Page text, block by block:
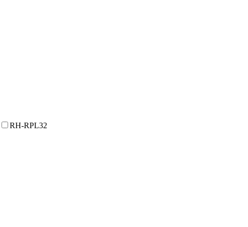
RH-RPL32